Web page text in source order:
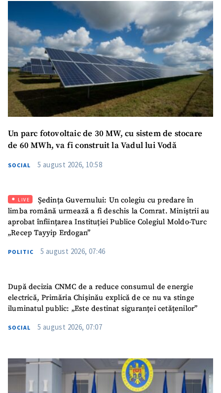
SUSȚINE
Un parc fotovoltaic de 30 MW, cu sistem de stocare
de 60 MWh, va fi construit la Vadul lui Vodă
SOCIAL 5 august 2026, 10:58
LIVE
Ședința Guvernului: Un colegiu cu predare în
limba română urmează a fi deschis la Comrat. Miniștrii au
aprobat înființarea Instituției Publice Colegiul Moldo-Turc
„Recep Tayyip Erdogan”
POLITIC 5 august 2026, 07:46
După decizia CNMC de a reduce consumul de energie
electrică, Primăria Chișinău explică de ce nu va stinge
iluminatul public: „Este destinat siguranței cetățenilor”
SOCIAL 5 august 2026, 07:07